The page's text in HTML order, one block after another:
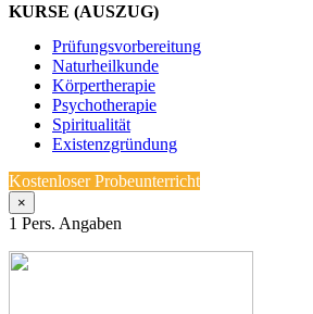
KURSE (AUSZUG)
Prüfungsvorbereitung
Naturheilkunde
Körpertherapie
Psychotherapie
Spiritualität
Existenzgründung
Kostenloser Probeunterricht
×
1 Pers. Angaben